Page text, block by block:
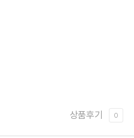
상품후기 0